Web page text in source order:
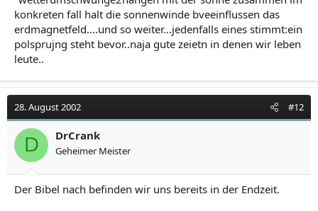
konkreten fall halt die sonnenwinde bveeinflussen das
erdmagnetfeld....und so weiter...jedenfalls eines stimmt:ein
polsprujng steht bevor..naja gute zeietn in denen wir leben
leute..
28. August 2002 #12
D DrCrank
Geheimer Meister
Der Bibel nach befinden wir uns bereits in der Endzeit.